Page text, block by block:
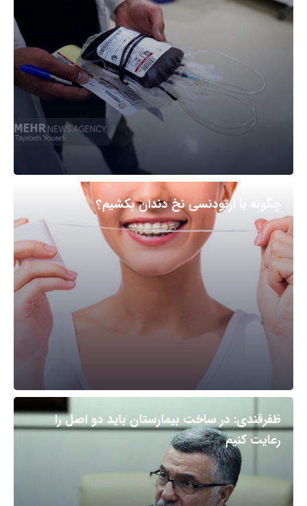
چگونه با ارتودنسی نخ دندان بکشیم؟
ظفرقندی: در ساخت بیمارستان باید دو اصل را
رعایت کنیم